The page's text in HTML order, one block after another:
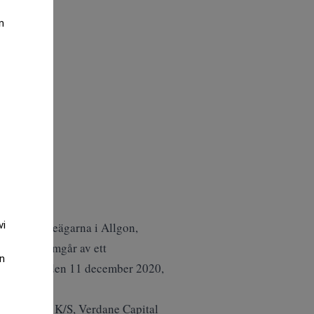
till aktieägarna i Allgon,
framgår av ett
den 11 december 2020,
VI K/S, Verdane Capital